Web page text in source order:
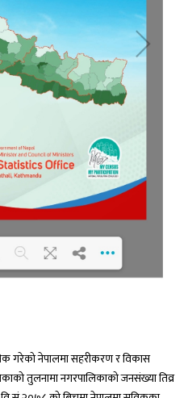
गरेको नेपालमा सहरीकरण र विकास
तुलनामा नगरपालिकाको जनसंख्या तिव्र